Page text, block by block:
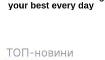
ТОП-новини